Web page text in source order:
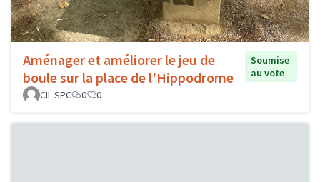
Aménager et améliorer le jeu de
boule sur la place de l'Hippodrome
Soumise
au vote
CIL SPC
0 0